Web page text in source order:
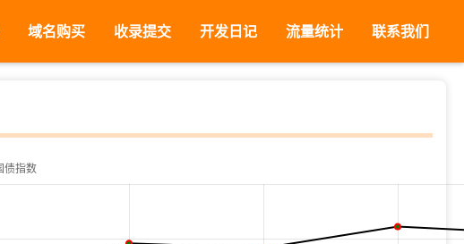
域名购买 收录提交 开发日记 流量统计 联系我们